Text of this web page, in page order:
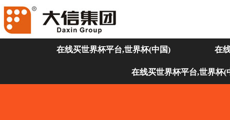
在线买世界杯平台,世界杯(中国) 在
在线买世界杯平台,世界杯(